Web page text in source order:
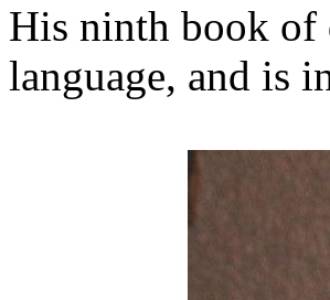
His ninth book of
language, and is